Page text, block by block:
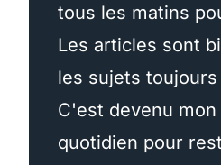
tous les matins
Les articles sont
les sujets
C'est devenu
quotidien pour